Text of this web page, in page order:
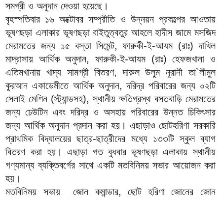
সমগ্রী ও অনুদান দেওয়া হয়েছে।
বৃহস্পতিবার ১৬ অক্টোবর সম্প্রীতি ও উন্নয়ন প্রকল্পের আওতায়
ভূষণছড়া এলাকার ভূষণছড়া বাইতুত্বতুর আহলে হাদীস জামে মসজিদ
মেরামতের জন্য ১৫ বস্তা সিমেন্ট, ফারুকী-ই-আযম (রাঃ) দাখিল
মাদ্রাসায় আর্থিক অনুদান, ফারুকী-ই-আযম (রাঃ) হেফজখানা ও
এতিমখানায় খাদ্য সামগ্রী বিতরণ, দারুল উলুম নূরানী তা`লীমুল
কুরআন একাডেমীতে আর্থিক অনুদান, দরিদ্র পরিবারের জন্য ০২টি
সেলাই মেশিন (স্ট্যান্ডসহ), স্থানীয় ক্ষতিগ্রস্থ বসতবাড়ি মেরামতের
জন্য ঢেউটিন এবং দরিদ্র ও অসহায় পরিবারের উন্নত চিকিৎসার
জন্য আর্থিক অনুদান প্রদান করা হয়। এছাড়াও ছোটহরিণা সরকারি
প্রাথমিক বিদ্যালয়ের ছাত্র-ছাত্রীদের মধ্যে ১৩৩টি স্কুল ব্যাগ
বিতরণ করা হয়। এছাড়া গত বুধবার ভূষণছড়া এলাকায় স্থানীয়
গণ্যমান্য ব্যক্তিবর্গের সাথে একটি মতবিনিময় সভার আয়োজন করা
হয়।
মতবিনিময় সভায় জোন কমান্ডার, ছোট হরিণা জোনের জোন